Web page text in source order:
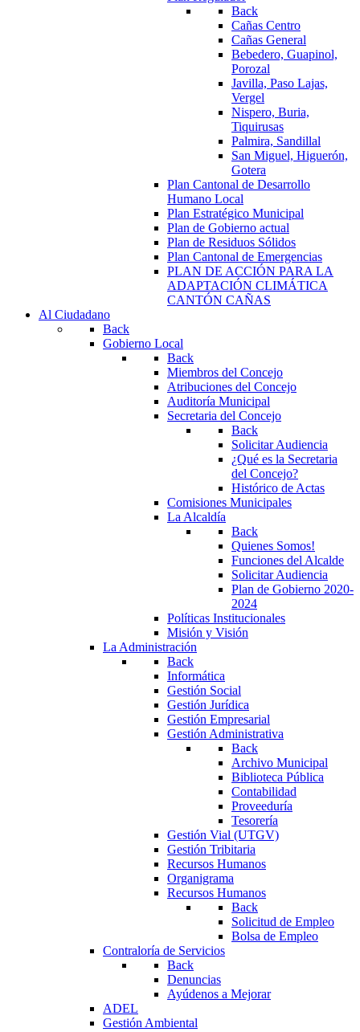
Back
Cañas Centro
Cañas General
Bebedero, Guapinol,
Porozal
Javilla, Paso Lajas,
Vergel
Nispero, Buria,
Tiquirusas
Palmira, Sandillal
San Miguel, Higuerón,
Gotera
Plan Cantonal de Desarrollo
Humano Local
Plan Estratégico Municipal
Plan de Gobierno actual
Plan de Residuos Sólidos
Plan Cantonal de Emergencias
PLAN DE ACCIÓN PARA LA
ADAPTACIÓN CLIMÁTICA
CANTÓN CAÑAS
Al Ciudadano
Back
Gobierno Local
Back
Miembros del Concejo
Atribuciones del Concejo
Auditoría Municipal
Secretaria del Concejo
Back
Solicitar Audiencia
¿Qué es la Secretaria
del Concejo?
Histórico de Actas
Comisiones Municipales
La Alcaldía
Back
Quienes Somos!
Funciones del Alcalde
Solicitar Audiencia
Plan de Gobierno 2020-
2024
Políticas Institucionales
Misión y Visión
La Administración
Back
Informática
Gestión Social
Gestión Jurídica
Gestión Empresarial
Gestión Administrativa
Back
Archivo Municipal
Biblioteca Pública
Contabilidad
Proveeduría
Tesorería
Gestión Vial (UTGV)
Gestión Tribitaria
Recursos Humanos
Organigrama
Recursos Humanos
Back
Solicitud de Empleo
Bolsa de Empleo
Contraloría de Servicios
Back
Denuncias
Ayúdenos a Mejorar
ADEL
Gestión Ambiental